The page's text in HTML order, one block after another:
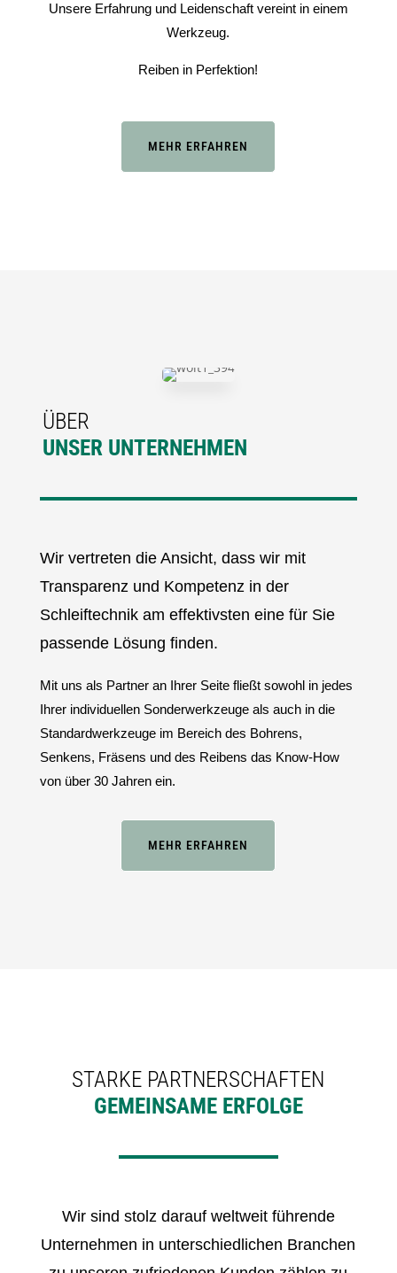
Unsere Erfahrung und Leidenschaft vereint in einem
Werkzeug.
Reiben in Perfektion!
MEHR ERFAHREN
ÜBER
UNSER UNTERNEHMEN
Wir vertreten die Ansicht, dass wir mit
Transparenz und Kompetenz in der
Schleiftechnik am effektivsten eine für Sie
passende Lösung finden.
Mit uns als Partner an Ihrer Seite fließt sowohl in jedes
Ihrer individuellen Sonderwerkzeuge als auch in die
Standardwerkzeuge im Bereich des Bohrens,
Senkens, Fräsens und des Reibens das Know-How
von über 30 Jahren ein.
MEHR ERFAHREN
STARKE PARTNERSCHAFTEN
GEMEINSAME ERFOLGE
Wir sind stolz darauf weltweit führende
Unternehmen in unterschiedlichen Branchen